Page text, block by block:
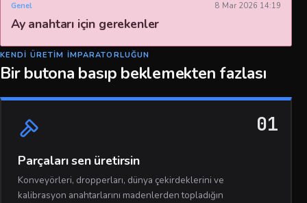
Genel 8 Mar 2026 14:19
Ay anahtarı için gerekenler
KENDI ÜRETIM IMPARATORLUĞUN
Bir butona basıp beklemekten fazlası
01
Parçaları sen üretirsin
Konveyörleri, dropperları, dünya çekirdeklerini ve
kalibrasyon anahtarlarını madenlerden topladığın